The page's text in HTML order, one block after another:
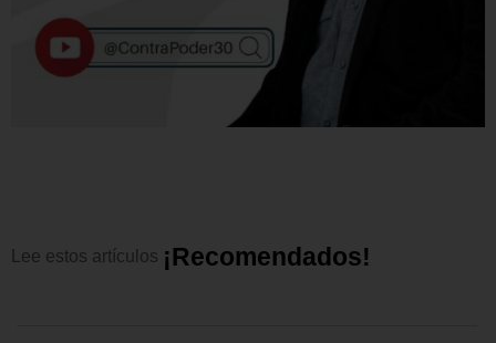
Lee estos artículos ¡Recomendados!